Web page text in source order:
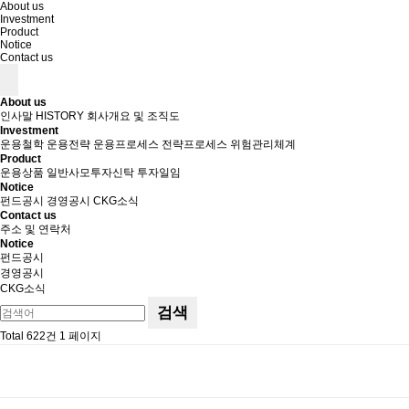
About us
Investment
Product
Notice
Contact us
About us
인사말 HISTORY 회사개요 및 조직도
Investment
운용철학 운용전략 운용프로세스 전략프로세스 위험관리체계
Product
운용상품 일반사모투자신탁 투자일임
Notice
펀드공시
경영공시 CKG소식
Contact us
주소 및 연락처
Notice
펀드공시
경영공시
CKG소식
검색
Total 622건 1 페이지